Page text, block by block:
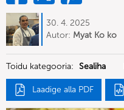
30. 4. 2025
Autor: Myat Ko ko
Toidu kategooria: Sealiha
Laadige alla PDF